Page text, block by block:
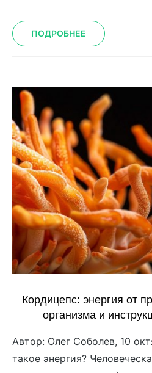
ПОДРОБНЕЕ
Кордицепс: энергия от
организма и
Автор: Олег Соболев, 10
такое энергия?